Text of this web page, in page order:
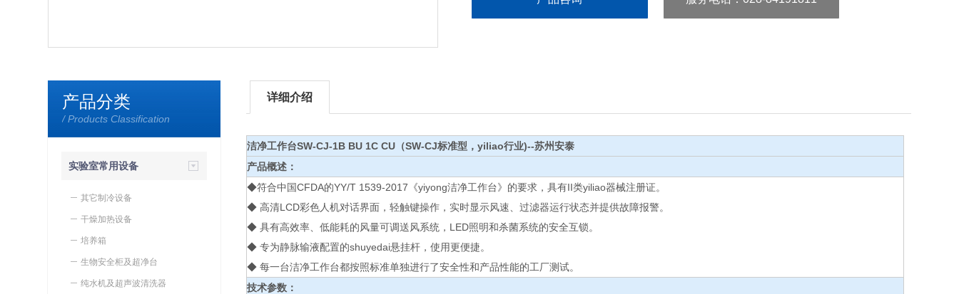
产品分类
/ Products Classification
实验室常用设备
其它制冷设备
干燥加热设备
培养箱
生物安全柜及超净台
纯水机及超声波清洗器
详细介绍
洁净工作台SW-CJ-1B BU 1C CU（SW-CJ标准型，yiliao行业)--苏州安泰
产品概述：
◆符合中国CFDA的YY/T 1539-2017《yiyong洁净工作台》的要求，具有II类yiliao器械注册证。
◆ 高清LCD彩色人机对话界面，轻触键操作，实时显示风速、过滤器运行状态并提供故障报警。
◆ 具有高效率、低能耗的风量可调送风系统，LED照明和杀菌系统的安全互锁。
◆ 专为静脉输液配置的shuyedai悬挂杆，使用更便捷。
◆ 每一台洁净工作台都按照标准单独进行了安全性和产品性能的工厂测试。
技术参数：